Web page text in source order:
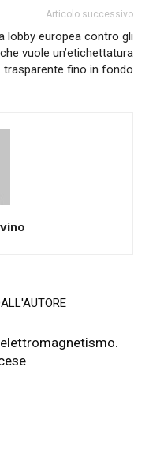
Articolo successivo
lobby europea contro gli
vuole un’etichettatura
trasparente fino in fondo